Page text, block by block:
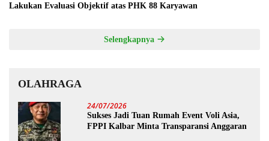
Lakukan Evaluasi Objektif atas PHK 88 Karyawan
Selengkapnya
OLAHRAGA
24/07/2026
Sukses Jadi Tuan Rumah Event Voli Asia,
FPPI Kalbar Minta Transparansi Anggaran